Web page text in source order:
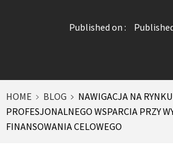
Published on :
HOME BLOG
NAWIGACJA NA
PROFESJONALNEGO WSPARCIA PRZY
FINANSOWANIA CELOWEGO